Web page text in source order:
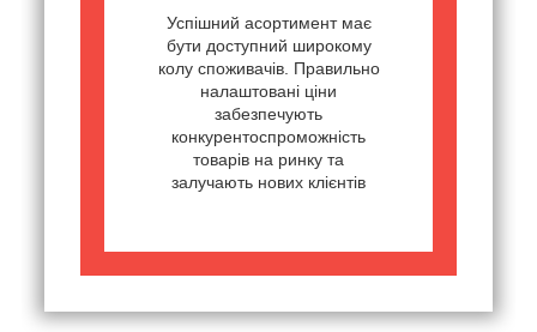
Успішний асортимент має
бути доступний широкому
колу споживачів. Правильно
налаштовані ціни
забезпечують
конкурентоспроможність
товарів на ринку та
залучають нових клієнтів